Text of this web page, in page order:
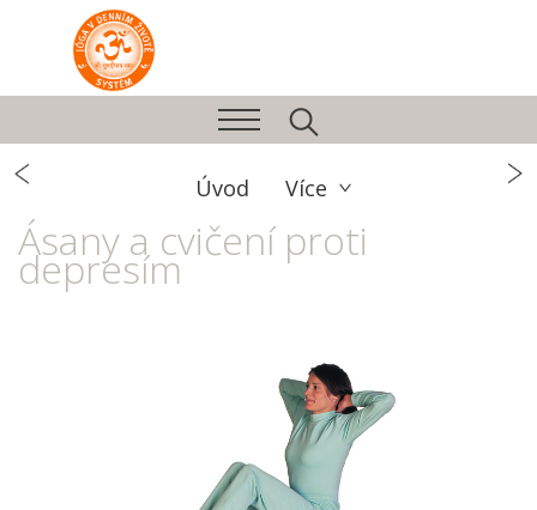
Úvod Více
Ásany a cvičení proti
depresím